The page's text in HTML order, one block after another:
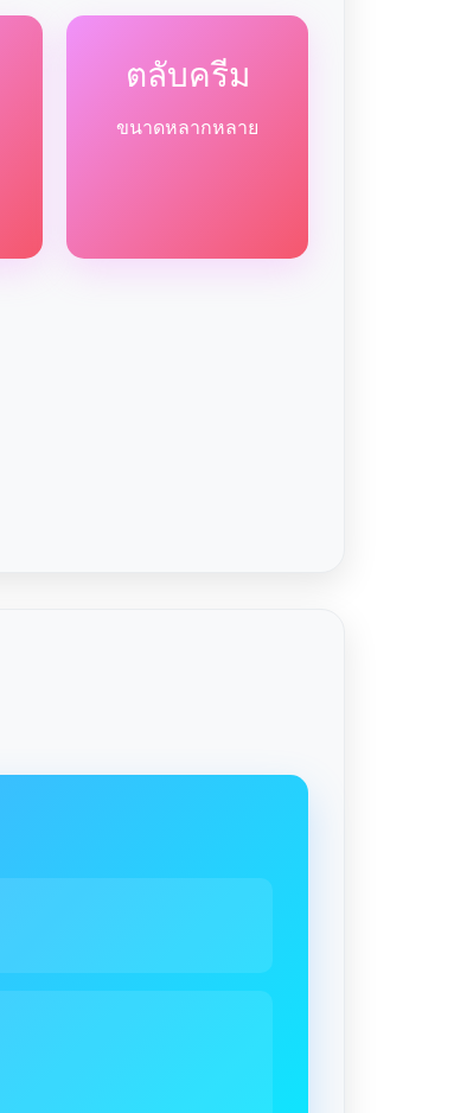
ตลับครีม
ขนาดหลากหลาย